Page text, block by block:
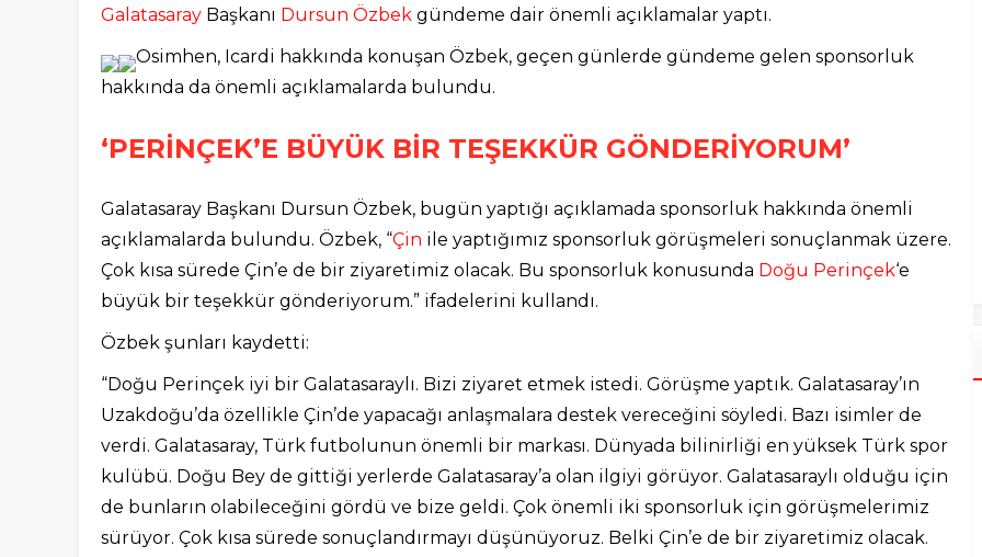
Galatasaray Başkanı Dursun Özbek gündeme dair önemli açıklamalar yaptı.
Osimhen, Icardi hakkında konuşan Özbek, geçen günlerde gündeme gelen sponsorluk
hakkında da önemli açıklamalarda bulundu.
‘PERİNÇEK’E BÜYÜK BİR TEŞEKKÜR GÖNDERİYORUM’
Galatasaray Başkanı Dursun Özbek, bugün yaptığı açıklamada sponsorluk hakkında önemli
açıklamalarda bulundu. Özbek, “Çin ile yaptığımız sponsorluk görüşmeleri sonuçlanmak üzere.
Çok kısa sürede Çin’e de bir ziyaretimiz olacak. Bu sponsorluk konusunda Doğu Perinçek‘e
büyük bir teşekkür gönderiyorum.” ifadelerini kullandı.
Özbek şunları kaydetti:
“Doğu Perinçek iyi bir Galatasaraylı. Bizi ziyaret etmek istedi. Görüşme yaptık. Galatasaray’ın
Uzakdoğu’da özellikle Çin’de yapacağı anlaşmalara destek vereceğini söyledi. Bazı isimler de
verdi. Galatasaray, Türk futbolunun önemli bir markası. Dünyada bilinirliği en yüksek Türk spor
kulübü. Doğu Bey de gittiği yerlerde Galatasaray’a olan ilgiyi görüyor. Galatasaraylı olduğu için
de bunların olabileceğini gördü ve bize geldi. Çok önemli iki sponsorluk için görüşmelerimiz
sürüyor. Çok kısa sürede sonuçlandırmayı düşünüyoruz. Belki Çin’e de bir ziyaretimiz olacak.